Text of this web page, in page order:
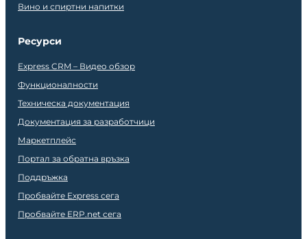
Вино и спиртни напитки
Ресурси
Express CRM – Видео обзор
Функционалности
Техническа документация
Документация за разработчици
Маркетплейс
Портал за обратна връзка
Поддръжка
Пробвайте Express сега
Пробвайте ERP.net сега